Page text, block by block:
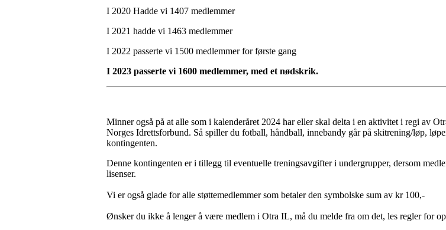
I 2020 Hadde vi 1407 medlemmer
I 2021 hadde vi 1463 medlemmer
I 2022 passerte vi 1500 medlemmer for første gang
I 2023 passerte vi 1600 medlemmer, med et nødskrik.
Minner også på at alle som i kalenderåret 2024 har eller skal delta i en aktivitet i regi av
Norges Idrettsforbund. Så spiller du fotball, håndball, innebandy går på skitrening/løp,
kontingenten.
Denne kontingenten er i tillegg til eventuelle treningsavgifter i undergrupper, dersom
lisenser.
Vi er også glade for alle støttemedlemmer som betaler den symbolske sum av kr 100,-
Ønsker du ikke å lenger å være medlem i Otra IL, må du melde fra om det, les regler for